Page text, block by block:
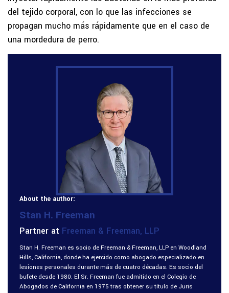
del tejido corporal, con lo que las infecciones se
propagan mucho más rápidamente que en el caso de
una mordedura de perro.
About the author:
Stan H. Freeman
Partner at Freeman & Freeman, LLP
Stan H. Freeman es socio de Freeman & Freeman, LLP en Woodland
Hills, California, donde ha ejercido como abogado especializado en
lesiones personales durante más de cuatro décadas. Es socio del
bufete desde 1980. El Sr. Freeman fue admitido en el Colegio de
Abogados de California en 1975 tras obtener su título de Juris